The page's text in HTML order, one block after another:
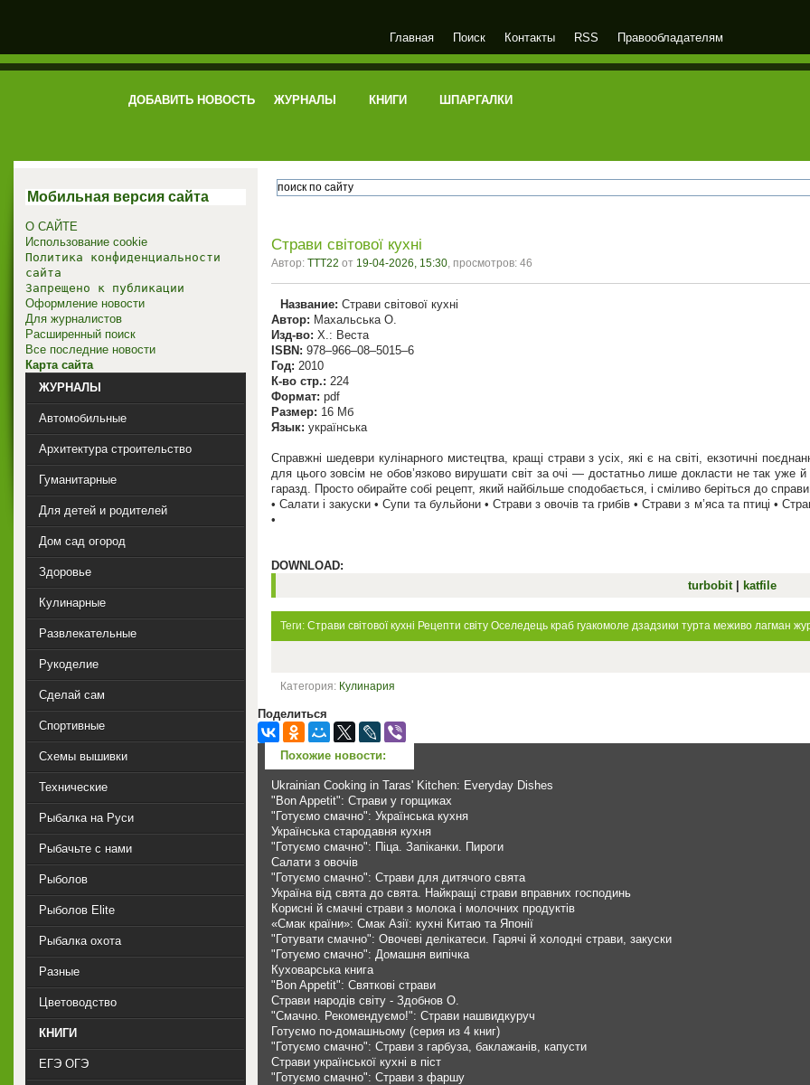
электронная библиотека
Главная Поиск Контакты RSS Правообладателям
ДОБАВИТЬ НОВОСТЬ ЖУРНАЛЫ КНИГИ ШПАРГАЛКИ
Страви світової кухні
Автор: TTT22 от 19-04-2026, 15:30, просмотров: 46
Название: Страви світової кухні
Автор: Махальська О.
Изд-во: Х.: Веста
ISBN: 978–966–08–5015–6
Год: 2010
К-во стр.: 224
Формат: pdf
Размер: 16 Мб
Язык: українська
Справжні шедеври кулінарного мистецтва, кращі страви з усіх, які є на світі, екзотичні
для цього зовсім не обов’язково вирушати світ за очі — достатньо лише докласти не так уже
гаразд. Просто обирайте собі рецепт, який найбільше сподобається, і сміливо беріться до
• Салати і закуски • Супи та бульйони • Страви з овочів та грибів • Страви з м’яса та птиці •
•
DOWNLOAD:
turbobit
katfile
Теги: Страви світової кухні Рецепти світу Оселедець краб гуакомоле дзадзики турта меживо лагман
Категория: Кулинария
Поделиться
Похожие новости:
Ukrainian Cooking in Taras' Kitchen: Everyday Dishes
"Bon Appetit": Страви у горщиках
"Готуємо смачно": Українська кухня
Українська стародавня кухня
"Готуємо смачно": Піца. Запіканки. Пироги
Салати з овочів
"Готуємо смачно": Страви для дитячого свята
Україна від свята до свята. Найкращі страви вправних господинь
Корисні й смачні страви з молока і молочних продуктів
«Смак країни»: Смак Азії: кухні Китаю та Японії
"Готувати смачно": Овочеві делікатеси. Гарячі й холодні страви, закуски
"Готуємо смачно": Домашня випічка
Куховарська книга
"Bon Appetit": Святкові страви
Страви народів світу - Здобнов О.
"Смачно. Рекомендуємо!": Страви нашвидкуруч
Готуємо по-домашньому (серия из 4 книг)
"Готуємо смачно": Страви з гарбуза, баклажанів, капусти
Страви української кухні в піст
"Готуємо смачно": Страви з фаршу
Мобильная версия сайта
О САЙТЕ
Использование cookie
Политика конфиденциальности
сайта
Запрещено к публикации
Оформление новости
Для журналистов
Расширенный поиск
Все последние новости
Карта сайта
ЖУРНАЛЫ
Автомобильные
Архитектура строительство
Гуманитарные
Для детей и родителей
Дом сад огород
Здоровье
Кулинарные
Развлекательные
Рукоделие
Сделай сам
Спортивные
Схемы вышивки
Технические
Рыбалка на Руси
Рыбачьте с нами
Рыболов
Рыболов Elite
Рыбалка охота
Разные
Цветоводство
КНИГИ
ЕГЭ ОГЭ